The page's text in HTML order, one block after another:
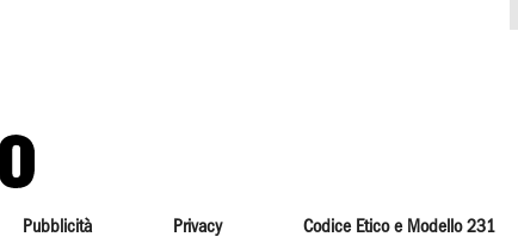
Pubblicità Privacy Codice Etico e Modello 231